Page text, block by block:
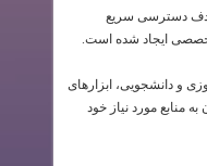
هدف دسترسی سریع
تخصصی ایجاد شده است.
و دانشجویی، ابزارهای
منابع مورد نیاز خود